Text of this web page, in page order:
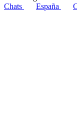
Chats
España